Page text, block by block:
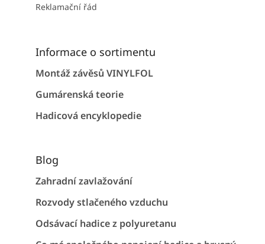
Reklamační řád
Informace o sortimentu
Montáž závěsů VINYLFOL
Gumárenská teorie
Hadicová encyklopedie
Blog
Zahradní zavlažování
Rozvody stlačeného vzduchu
Odsávací hadice z polyuretanu